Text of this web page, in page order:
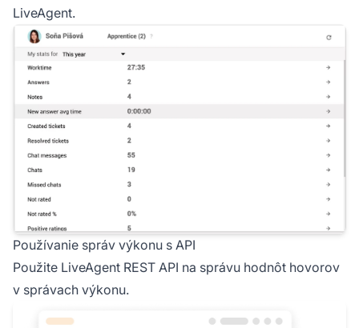
LiveAgent.
Používanie správ výkonu s API
Použite LiveAgent REST API na správu hodnôt hovorov
v správach výkonu.